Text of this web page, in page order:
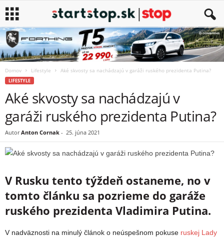
Domov Lifestyle Aké skvosty sa nachádzajú v garáži ruského prezidenta Putina?
LIFESTYLE
Aké skvosty sa nachádzajú v
garáži ruského prezidenta Putina?
Autor Anton Cornak - 25. júna 2021
V Rusku tento týždeň ostaneme, no v
tomto článku sa pozrieme do garáže
ruského prezidenta Vladimira Putina.
V nadväznosti na minulý článok o neúspešnom pokuse ruskej Lady